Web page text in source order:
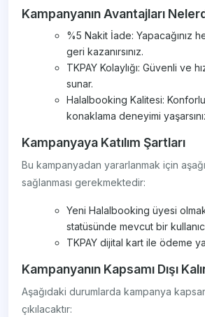
Kampanyanın Avantajları
%5 Nakit İade: Yapacağınız
geri kazanırsınız.
TKPAY Kolaylığı: Güvenli ve
sunar.
Halalbooking Kalitesi:
konaklama deneyimi
Kampanyaya Katılım Şartları
Bu kampanyadan yararlanmak için
sağlanması gerekmektedir:
Yeni Halalbooking üyesi
statüsünde mevcut bir
TKPAY dijital kart ile ödeme
Kampanyanın Kapsamı Dışı
Aşağıdaki durumlarda kampanya
çıkılacaktır: